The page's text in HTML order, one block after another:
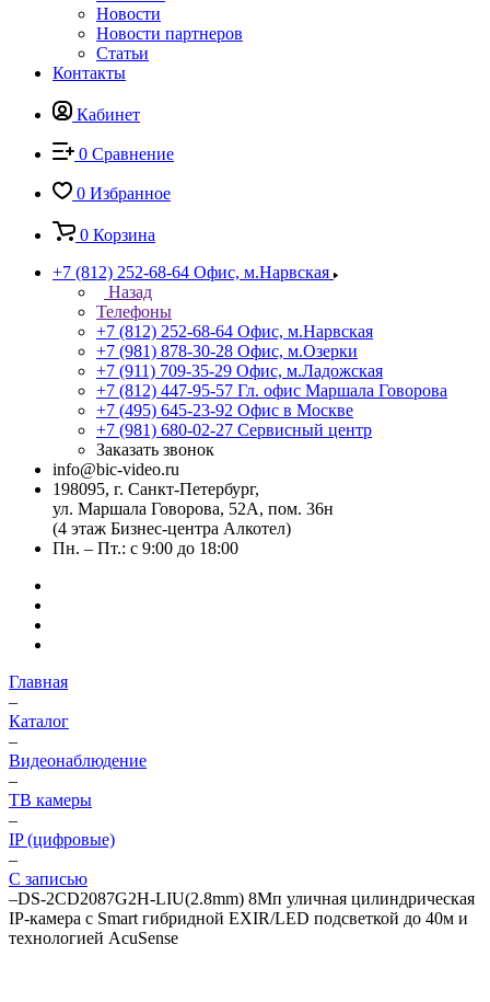
Новости
Новости партнеров
Статьи
Контакты
Кабинет
0 Сравнение
0 Избранное
0 Корзина
+7 (812) 252-68-64 Офис, м.Нарвская
Назад
Телефоны
+7 (812) 252-68-64 Офис, м.Нарвская
+7 (981) 878-30-28 Офис, м.Озерки
+7 (911) 709-35-29 Офис, м.Ладожская
+7 (812) 447-95-57 Гл. офис Маршала Говорова
+7 (495) 645-23-92 Офис в Москве
+7 (981) 680-02-27 Сервисный центр
Заказать звонок
info@bic-video.ru
198095, г. Санкт-Петербург,
ул. Маршала Говорова, 52А, пом. 36н
(4 этаж Бизнес-центра Алкотел)
Пн. – Пт.: с 9:00 до 18:00
Главная
–
Каталог
–
Видеонаблюдение
–
ТВ камеры
–
IP (цифровые)
–
С записью
–DS-2CD2087G2H-LIU(2.8mm) 8Мп уличная цилиндрическая
IP-камера с Smart гибридной EXIR/LED подсветкой до 40м и
технологией AcuSense